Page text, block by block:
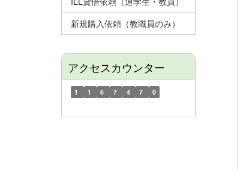
新規購入依頼（教職員のみ）
アクセスカウンター
1 1 6 7 4 7 0